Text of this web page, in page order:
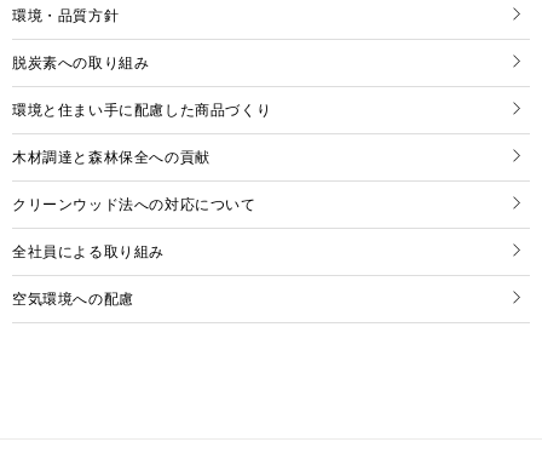
環境・品質方針
脱炭素への取り組み
環境と住まい手に配慮した商品づくり
木材調達と森林保全への貢献
クリーンウッド法への対応について
全社員による取り組み
空気環境への配慮